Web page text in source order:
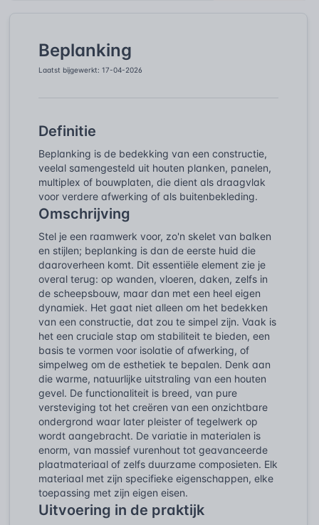
Beplanking
Laatst bijgewerkt: 17-04-2026
Definitie
Beplanking is de bedekking van een constructie,
veelal samengesteld uit houten planken, panelen,
multiplex of bouwplaten, die dient als draagvlak
voor verdere afwerking of als buitenbekleding.
Omschrijving
Stel je een raamwerk voor, zo'n skelet van balken
en stijlen; beplanking is dan de eerste huid die
daaroverheen komt. Dit essentiële element zie je
overal terug: op wanden, vloeren, daken, zelfs in
de scheepsbouw, maar dan met een heel eigen
dynamiek. Het gaat niet alleen om het bedekken
van een constructie, dat zou te simpel zijn. Vaak is
het een cruciale stap om stabiliteit te bieden, een
basis te vormen voor isolatie of afwerking, of
simpelweg om de esthetiek te bepalen. Denk aan
die warme, natuurlijke uitstraling van een houten
gevel. De functionaliteit is breed, van pure
versteviging tot het creëren van een onzichtbare
ondergrond waar later pleister of tegelwerk op
wordt aangebracht. De variatie in materialen is
enorm, van massief vurenhout tot geavanceerde
plaatmateriaal of zelfs duurzame composieten. Elk
materiaal met zijn specifieke eigenschappen, elke
toepassing met zijn eigen eisen.
Uitvoering in de praktijk